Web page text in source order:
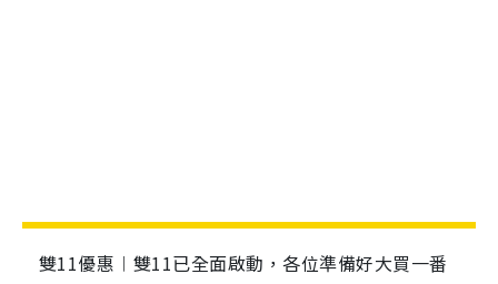
雙11優惠︱雙11已全面啟動，各位準備好大買一番